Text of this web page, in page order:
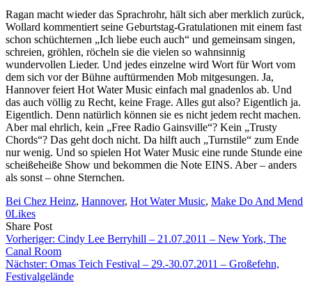
Ragan macht wieder das Sprachrohr, hält sich aber merklich zurück,
Wollard kommentiert seine Geburtstag-Gratulationen mit einem fast
schon schüchternen „Ich liebe euch auch“ und gemeinsam singen,
schreien, gröhlen, röcheln sie die vielen so wahnsinnig
wundervollen Lieder. Und jedes einzelne wird Wort für Wort vom
dem sich vor der Bühne auftürmenden Mob mitgesungen. Ja,
Hannover feiert Hot Water Music einfach mal gnadenlos ab. Und
das auch völlig zu Recht, keine Frage. Alles gut also? Eigentlich ja.
Eigentlich. Denn natürlich können sie es nicht jedem recht machen.
Aber mal ehrlich, kein „Free Radio Gainsville“? Kein „Trusty
Chords“? Das geht doch nicht. Da hilft auch „Turnstile“ zum Ende
nur wenig. Und so spielen Hot Water Music eine runde Stunde eine
scheißeheiße Show und bekommen die Note EINS. Aber – anders
als sonst – ohne Sternchen.
Bei Chez Heinz, Hannover, Hot Water Music, Make Do And Mend
0Likes
Share PostShare
on
Facebook
Copy
URL
to
clipboard
Send
Link
via
eMail
Vorheriger: Cindy Lee Berryhill – 21.07.2011 – New York, The
Canal Room
Nächster: Omas Teich Festival – 29.-30.07.2011 – Großefehn,
Festivalgelände